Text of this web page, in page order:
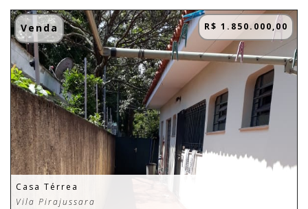
Venda R$ 1.850.000,00
Casa Térrea
Vila Pirajussara